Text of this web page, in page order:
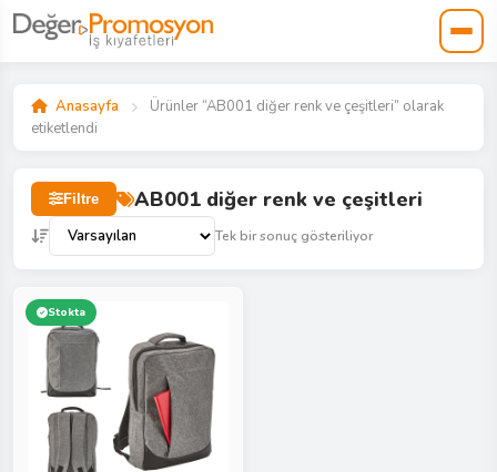
Anasayfa
Ürünler “AB001 diğer renk ve çeşitleri” olarak
etiketlendi
Filtre AB001 diğer renk ve çeşitleri
Tek bir sonuç gösteriliyor
Stokta